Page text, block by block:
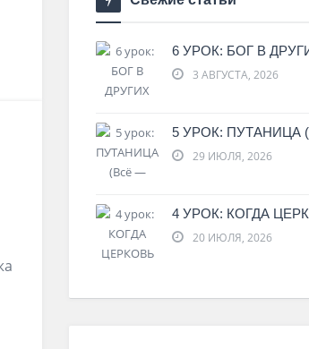
6 УРОК: БОГ В
3 АВГУСТА, 2026
5 УРОК: ПУТАНИЦА
29 ИЮЛЯ, 2026
4 УРОК: КОГДА
20 ИЮЛЯ, 2026